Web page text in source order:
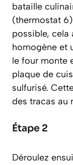
bataille
(thermostat
possible, cela
homogène et
le four monte
plaque de
sulfurisé.
des tracas au
Étape 2
Déroulez